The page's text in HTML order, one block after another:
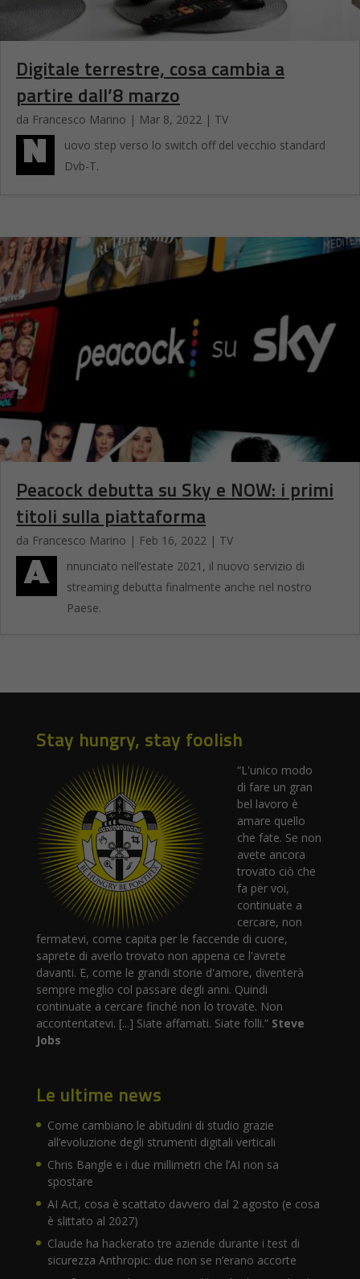
Digitale terrestre, cosa cambia a
partire dall’8 marzo
da Francesco Marino | Mar 8, 2022 | TV
N
uovo step verso lo switch off del vecchio standard
Dvb-T.
Peacock debutta su Sky e NOW: i primi
titoli sulla piattaforma
da Francesco Marino | Feb 16, 2022 | TV
A
nnunciato nell’estate 2021, il nuovo servizio di
streaming debutta finalmente anche nel nostro
Paese.
Stay hungry, stay foolish
“L'unico modo
di fare un gran
bel lavoro è
amare quello
che fate. Se non
avete ancora
trovato ciò che
fa per voi,
continuate a
cercare, non
fermatevi, come capita per le faccende di cuore,
saprete di averlo trovato non appena ce l'avrete
davanti. E, come le grandi storie d'amore, diventerà
sempre meglio col passare degli anni. Quindi
continuate a cercare finché non lo trovate. Non
accontentatevi. [...] Siate affamati. Siate folli.” Steve
Jobs
Le ultime news
Come cambiano le abitudini di studio grazie
all’evoluzione degli strumenti digitali verticali
Chris Bangle e i due millimetri che l’AI non sa
spostare
AI Act, cosa è scattato davvero dal 2 agosto (e cosa
è slittato al 2027)
Claude ha hackerato tre aziende durante i test di
sicurezza Anthropic: due non se n’erano accorte